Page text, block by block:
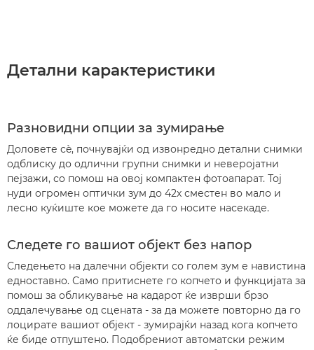
Детални карактеристики
Разновидни опции за зумирање
Доловете сè, почнувајќи од извонредно детални снимки
одблиску до одлични групни снимки и неверојатни
пејзажи, со помош на овој компактен фотоапарат. Тој
нуди огромен оптички зум до 42x сместен во мало и
лесно куќиште кое можете да го носите насекаде.
Следете го вашиот објект без напор
Следењето на далечни објекти со голем зум е навистина
едноставно. Само притиснете го копчето и функцијата за
помош за обликување на кадарот ќе изврши брзо
оддалечување од сцената - за да можете повторно да го
лоцирате вашиот објект - зумирајќи назад кога копчето
ќе биде отпуштено. Подобрениот автоматски режим